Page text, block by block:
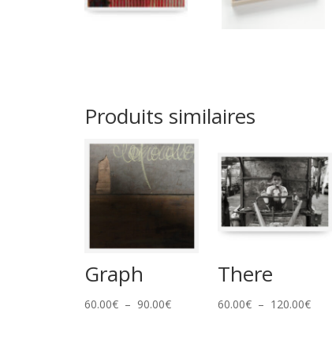
Produits similaires
Graph
60.00€ – 90.00€Plage
There
60.00€ – 120.00€Plage